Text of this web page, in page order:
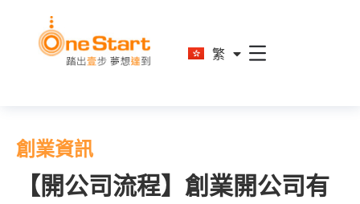
繁
简
創業資訊
【開公司流程】創業開公司有